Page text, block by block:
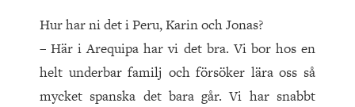
Hur har ni det i Peru, Karin och Jonas?
– Här i Arequipa har vi det bra. Vi bor hos en
helt underbar familj och försöker lära oss så
mycket spanska det bara går. Vi har snabbt